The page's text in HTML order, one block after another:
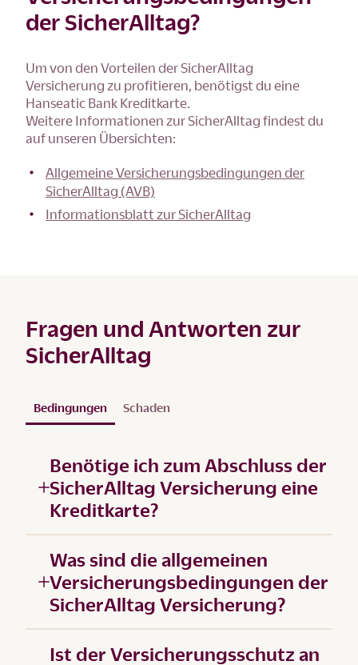
der SicherAlltag?
Um von den Vorteilen der SicherAlltag
Versicherung zu profitieren, benötigst du eine
Hanseatic Bank Kreditkarte.
Weitere Informationen zur SicherAlltag findest du
auf unseren Übersichten:
Allgemeine Versicherungsbedingungen der
SicherAlltag (AVB)
Informationsblatt zur SicherAlltag
Fragen und Antworten zur
SicherAlltag
Bedingungen Schaden
Benötige ich zum Abschluss der
SicherAlltag Versicherung eine
Kreditkarte?
Was sind die allgemeinen
Versicherungsbedingungen der
SicherAlltag Versicherung?
Ist der Versicherungsschutz an